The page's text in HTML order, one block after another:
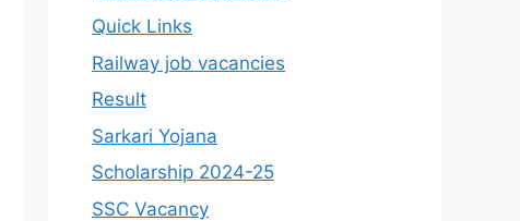
Quick Links
Railway job vacancies
Result
Sarkari Yojana
Scholarship 2024-25
SSC Vacancy